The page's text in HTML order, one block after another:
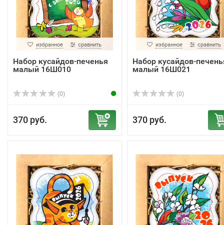
избранное сравнить
Набор кусайдов-печенья
малый 16Ш010
(0)
370 руб.
избранное сравнить
Набор кусайдов-
малый 16Ш021
(0)
370 руб.